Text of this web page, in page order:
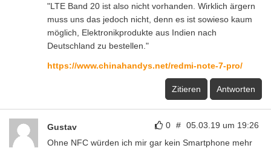
"LTE Band 20 ist also nicht vorhanden. Wirklich ärgern
muss uns das jedoch nicht, denn es ist sowieso kaum
möglich, Elektronikprodukte aus Indien nach
Deutschland zu bestellen."
https://www.chinahandys.net/redmi-note-7-pro/
Zitieren Antworten
0 # 05.03.19 um 19:26
Gustav
Ohne NFC würden ich mir gar kein Smartphone mehr